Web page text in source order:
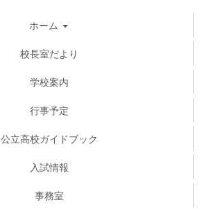
ホーム
校長室だより
学校案内
行事予定
公立高校ガイドブック
入試情報
事務室